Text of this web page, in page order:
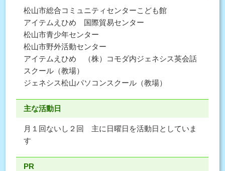
松山市総合コミュニティセンターこども館
アイテムえひめ 国際貿易センター
松山市青少年センター
松山市野外活動センター
アイテムえひめ （株）コモダ内ジェネシス英会話
スクール（教場）
ジェネシス松山パソコンスクール（教場）
主な活動日
月１回ないし２回 主に日曜日を活動日としていま
す
PR